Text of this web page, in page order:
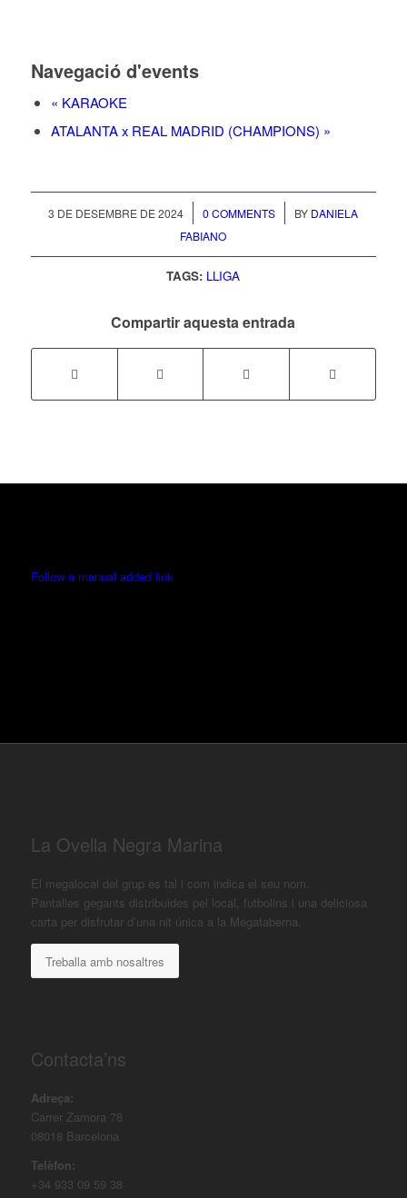
Navegació d'events
« KARAOKE
ATALANTA x REAL MADRID (CHAMPIONS) »
3 DE DESEMBRE DE 2024
/ 0 COMMENTS
/ BY DANIELA
FABIANO
TAGS: LLIGA
Compartir aquesta entrada
Follow a manual added link
La Ovella Negra Marina
El megalocal del grup es tal i com indica el seu nom.
Pantalles gegants distribuides pel local, futbolins i una deliciosa
carta per disfrutar d’una nit única a la Megataberna.
Treballa amb nosaltres
Contacta’ns
Adreça:
Carrer Zamora 78
08018 Barcelona
Telèfon:
+34 933 09 59 38